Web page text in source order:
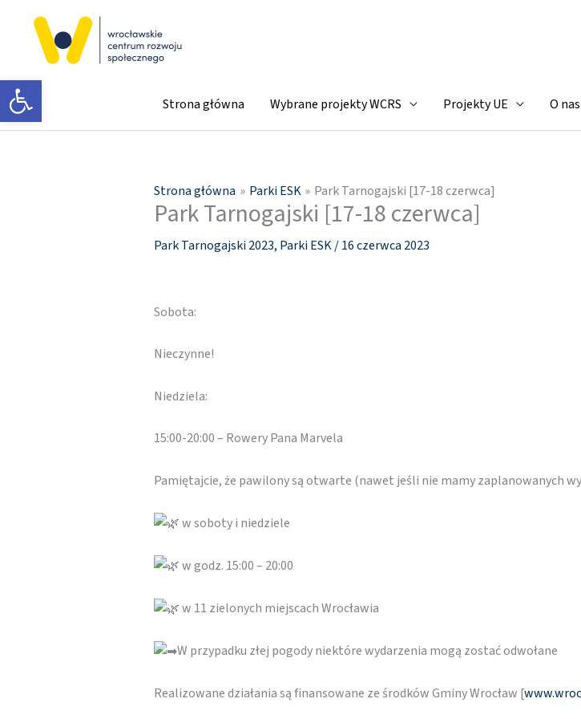
Otwórz pasek narzędzi Strona główna Wybrane projekty WCRS Projekty UE O nas
Strona główna Parki ESK Park Tarnogajski [17-18 czerwca]
Park Tarnogajski [17-18 czerwca]
Park Tarnogajski 2023, Parki ESK/16 czerwca 2023
Sobota:
Nieczynne!
Niedziela:
15:00-20:00 – Rowery Pana Marvela
Pamiętajcie, że pawilony są otwarte (nawet jeśli nie mamy zaplanowanych
w soboty i niedziele
w godz. 15:00 – 20:00
w 11 zielonych miejscach Wrocławia
W przypadku złej pogody niektóre wydarzenia mogą zostać odwołane
Realizowane działania są finansowane ze środków Gminy Wrocław [